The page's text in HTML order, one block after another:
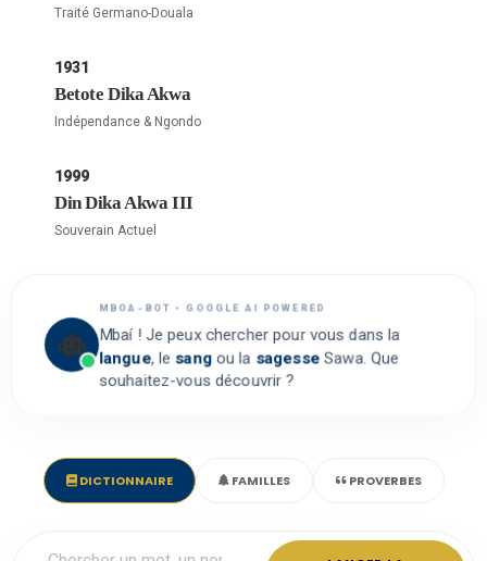
Traité Germano-Douala
1931
Betote Dika Akwa
Indépendance & Ngondo
1999
Din Dika Akwa III
Souverain Actuel
MBOA-BOT • GOOGLE AI POWERED
Mbaí ! Je peux chercher pour vous dans la
langue, le sangou la sagesse Sawa. Que
souhaitez-vous découvrir ?
DICTIONNAIRE FAMILLES PROVERBES